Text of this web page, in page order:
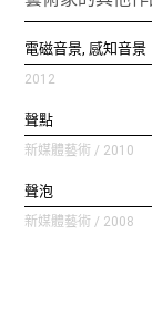
電磁音景, 感知音景
2012
聲點
新媒體藝術 / 2010
聲泡
新媒體藝術 / 2008